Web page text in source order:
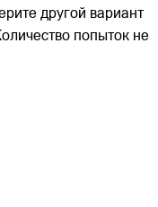
другой вариант
попыток не